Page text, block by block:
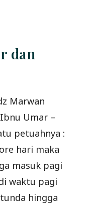
dan
Umar –
petuahnya :
hari maka
masuk pagi
waktu pagi
hingga